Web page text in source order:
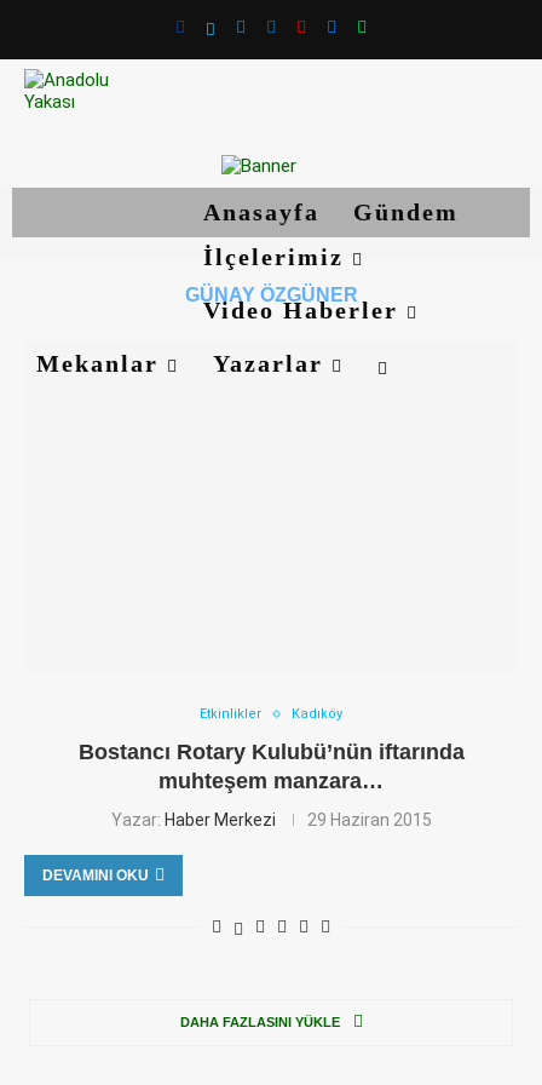
Anasayfa
Gündem
İlçelerimiz
Video Haberler
Mekanlar
Yazarlar
GÜNAY ÖZGÜNER
Etkinlikler Kadıköy
Bostancı Rotary Kulubü’nün iftarında
muhteşem manzara…
Yazar: Haber Merkezi 29 Haziran 2015
DEVAMINI OKU
DAHA FAZLASINI YÜKLE